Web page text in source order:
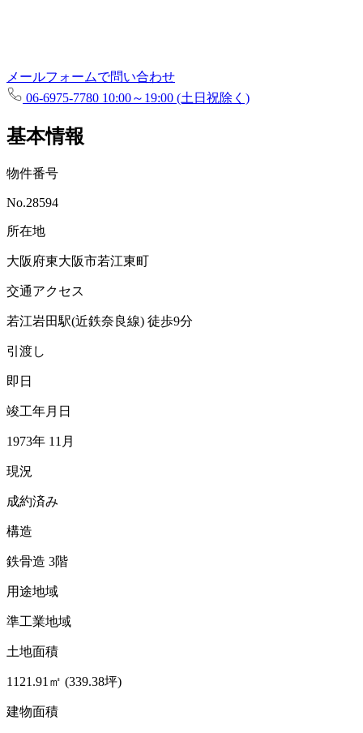
メールフォームで問い合わせ
06-6975-7780 10:00～19:00 (土日祝除く)
基本情報
物件番号
No.28594
所在地
大阪府東大阪市若江東町
交通アクセス
若江岩田駅(近鉄奈良線) 徒歩9分
引渡し
即日
竣工年月日
1973年 11月
現況
成約済み
構造
鉄骨造 3階
用途地域
準工業地域
土地面積
1121.91㎡ (339.38坪)
建物面積